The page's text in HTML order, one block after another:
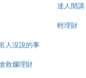
達人開講
輕理財
人沒說的事
救爛理財